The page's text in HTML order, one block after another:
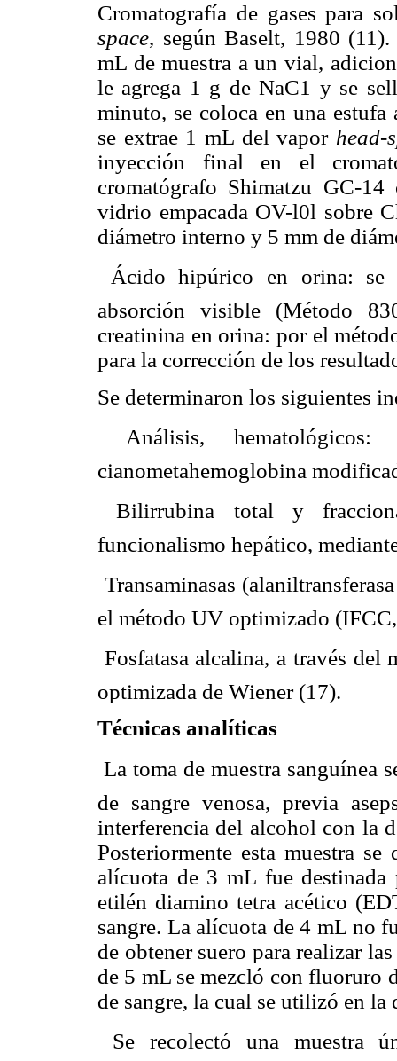
Cromatografía de gases para
space, según Baselt, 1980
mL de muestra a un vial,
le agrega 1 g de NaC1 y se
minuto, se coloca en una
se extrae 1 mL del vapor head-
inyección final en el
cromatógrafo Shimatzu GC-
vidrio empacada OV-l0l sobre
diámetro interno y 5 mm de
 Ácido hipúrico en orina: se
absorción visible (Método
creatinina en orina: por el
para la corrección de los
Se determinaron los siguientes
 Análisis,
cianometahemoglobina
 Bilirrubina total y
funcionalismo hepático,
 Transaminasas
el método UV optimizado
 Fosfatasa alcalina, a través
optimizada de Wiener (17).
Técnicas analíticas
 La toma de muestra
de sangre venosa, previa
interferencia del alcohol con la
Posteriormente esta muestra
alícuota de 3 mL fue
etilén diamino tetra acético
sangre. La alícuota de 4 mL no
de obtener suero para realizar
de 5 mL se mezcló con fluoruro
de sangre, la cual se utilizó en
 Se recolectó una muestra